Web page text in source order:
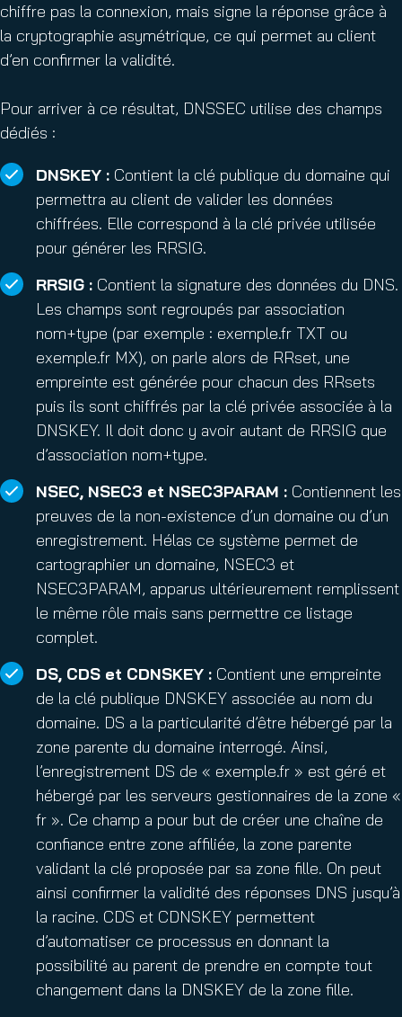
chiffre pas la connexion, mais signe la réponse grâce à
la cryptographie asymétrique, ce qui permet au client
d’en confirmer la validité.
Pour arriver à ce résultat, DNSSEC utilise des champs
dédiés :
DNSKEY : Contient la clé publique du domaine qui
permettra au client de valider les données
chiffrées. Elle correspond à la clé privée utilisée
pour générer les RRSIG.
RRSIG : Contient la signature des données du DNS.
Les champs sont regroupés par association
nom+type (par exemple : exemple.fr TXT ou
exemple.fr MX), on parle alors de RRset, une
empreinte est générée pour chacun des RRsets
puis ils sont chiffrés par la clé privée associée à la
DNSKEY. Il doit donc y avoir autant de RRSIG que
d’association nom+type.
NSEC, NSEC3 et NSEC3PARAM : Contiennent les
preuves de la non-existence d’un domaine ou d’un
enregistrement. Hélas ce système permet de
cartographier un domaine, NSEC3 et
NSEC3PARAM, apparus ultérieurement remplissent
le même rôle mais sans permettre ce listage
complet.
DS, CDS et CDNSKEY : Contient une empreinte
de la clé publique DNSKEY associée au nom du
domaine. DS a la particularité d’être hébergé par la
zone parente du domaine interrogé. Ainsi,
l’enregistrement DS de « exemple.fr » est géré et
hébergé par les serveurs gestionnaires de la zone «
fr ». Ce champ a pour but de créer une chaîne de
confiance entre zone affiliée, la zone parente
validant la clé proposée par sa zone fille. On peut
ainsi confirmer la validité des réponses DNS jusqu’à
la racine. CDS et CDNSKEY permettent
d’automatiser ce processus en donnant la
possibilité au parent de prendre en compte tout
changement dans la DNSKEY de la zone fille.